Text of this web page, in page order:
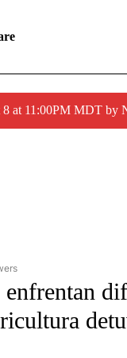
at 11:00PM MDT by
TO RECEIVE